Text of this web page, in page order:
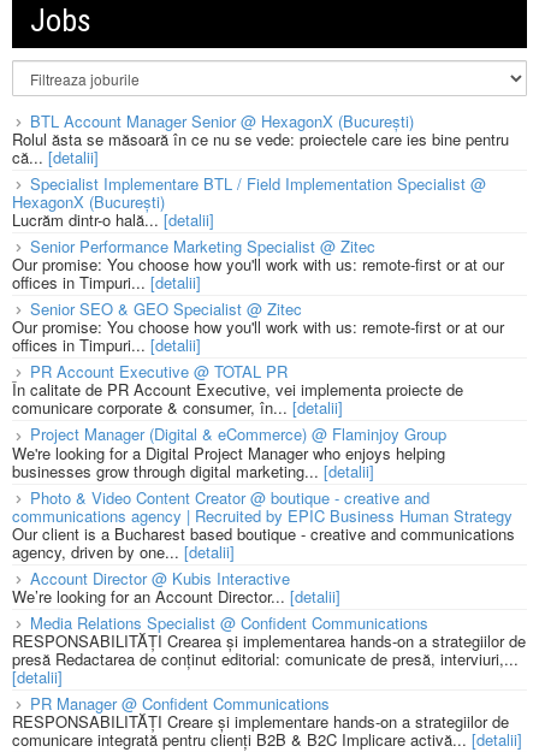
Jobs
BTL Account Manager Senior @ HexagonX (București)
Rolul ăsta se măsoară în ce nu se vede: proiectele care ies bine pentru
că... [detalii]
Specialist Implementare BTL / Field Implementation Specialist @
HexagonX (București)
Lucrăm dintr-o hală... [detalii]
Senior Performance Marketing Specialist @ Zitec
Our promise: You choose how you'll work with us: remote-first or at our
offices in Timpuri... [detalii]
Senior SEO & GEO Specialist @ Zitec
Our promise: You choose how you'll work with us: remote-first or at our
offices in Timpuri... [detalii]
PR Account Executive @ TOTAL PR
În calitate de PR Account Executive, vei implementa proiecte de
comunicare corporate & consumer, în... [detalii]
Project Manager (Digital & eCommerce) @ Flaminjoy Group
We're looking for a Digital Project Manager who enjoys helping
businesses grow through digital marketing... [detalii]
Photo & Video Content Creator @ boutique - creative and
communications agency | Recruited by EPIC Business Human Strategy
Our client is a Bucharest based boutique - creative and communications
agency, driven by one... [detalii]
Account Director @ Kubis Interactive
We’re looking for an Account Director... [detalii]
Media Relations Specialist @ Confident Communications
RESPONSABILITĂȚI Crearea și implementarea hands-on a strategiilor de
presă Redactarea de conținut editorial: comunicate de presă, interviuri,...
[detalii]
PR Manager @ Confident Communications
RESPONSABILITĂȚI Creare și implementare hands-on a strategiilor de
comunicare integrată pentru clienți B2B & B2C Implicare activă... [detalii]